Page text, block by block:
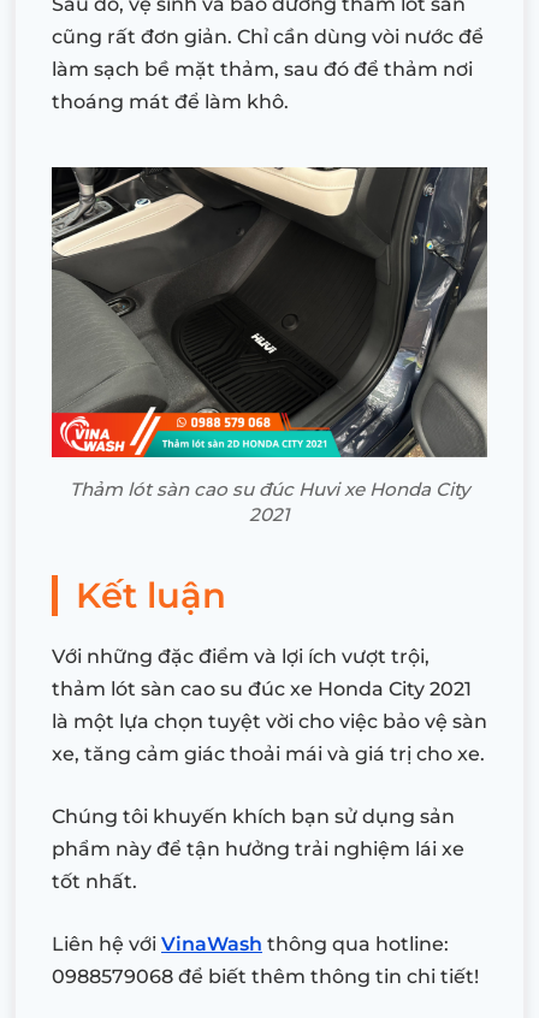
cũng rất đơn giản. Chỉ cần dùng vòi nước để
làm sạch bề mặt thảm, sau đó để thảm nơi
thoáng mát để làm khô.
Thảm lót sàn cao su đúc Huvi xe Honda City
2021
Kết luận
Với những đặc điểm và lợi ích vượt trội,
thảm lót sàn cao su đúc xe Honda City 2021
là một lựa chọn tuyệt vời cho việc bảo vệ sàn
xe, tăng cảm giác thoải mái và giá trị cho xe.
Chúng tôi khuyến khích bạn sử dụng sản
phẩm này để tận hưởng trải nghiệm lái xe
tốt nhất.
Liên hệ với VinaWash thông qua hotline:
0988579068 để biết thêm thông tin chi tiết!